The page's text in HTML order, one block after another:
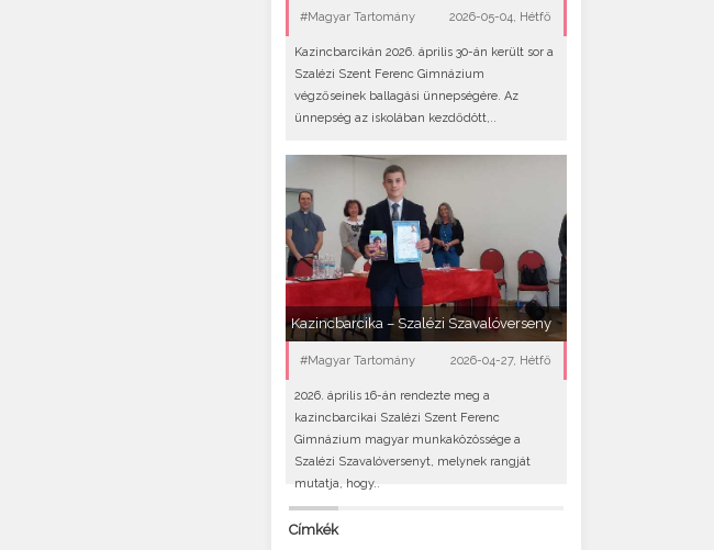
#Magyar Tartomány 2026-05-04, Hétfő
Kazincbarcikán 2026. április 30-án került sor a
Szalézi Szent Ferenc Gimnázium
végzőseinek ballagási ünnepségére. Az
ünnepség az iskolában kezdődött,..
Kazincbarcika – Szalézi Szavalóverseny
#Magyar Tartomány 2026-04-27, Hétfő
2026. április 16-án rendezte meg a
kazincbarcikai Szalézi Szent Ferenc
Gimnázium magyar munkaközössége a
Szalézi Szavalóversenyt, melynek rangját
mutatja, hogy..
Címkék